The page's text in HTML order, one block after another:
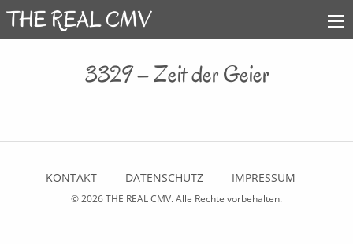
3329 – Zeit der Geier
KONTAKT DATENSCHUTZ IMPRESSUM
© 2026THE REAL CMV. Alle Rechte vorbehalten.